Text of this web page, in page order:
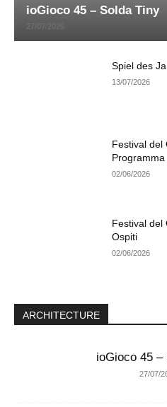
ioGioco 45 – Solda Tiny
27/07/2026
Spiel des
13/07/2026
Festival del
Programma
02/06/2026
Festival del
Ospiti
02/06/2026
ARCHITECTURE
ioGioco 45 –
27/07/